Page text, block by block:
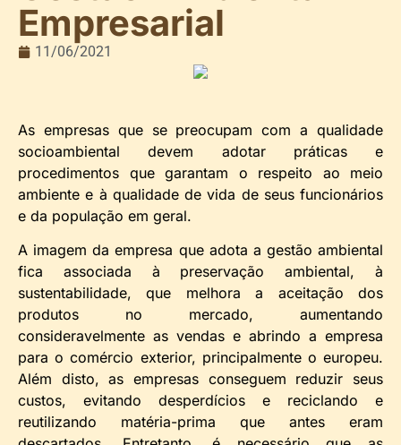
Empresarial
11/06/2021
As empresas que se preocupam com a qualidade
socioambiental devem adotar práticas e
procedimentos que garantam o respeito ao meio
ambiente e à qualidade de vida de seus funcionários
e da população em geral.
A imagem da empresa que adota a gestão ambiental
fica associada à preservação ambiental, à
sustentabilidade, que melhora a aceitação dos
produtos no mercado, aumentando
consideravelmente as vendas e abrindo a empresa
para o comércio exterior, principalmente o europeu.
Além disto, as empresas conseguem reduzir seus
custos, evitando desperdícios e reciclando e
reutilizando matéria-prima que antes eram